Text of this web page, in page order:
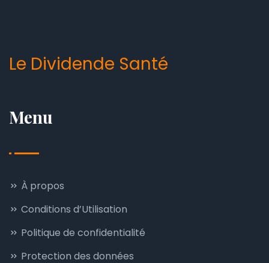
Le Dividende Santé
Menu
À propos
Conditions d’Utilisation
Politique de confidentialité
Protection des données